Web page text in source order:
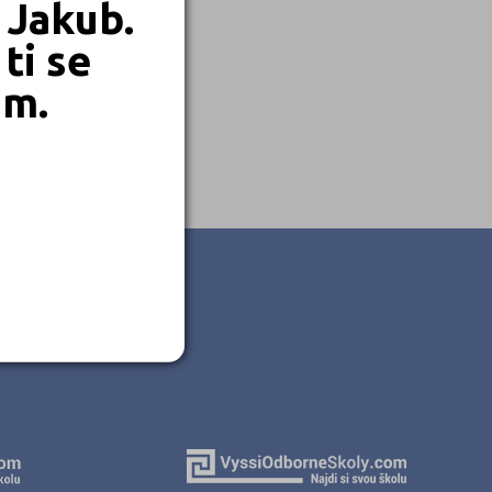
ti se